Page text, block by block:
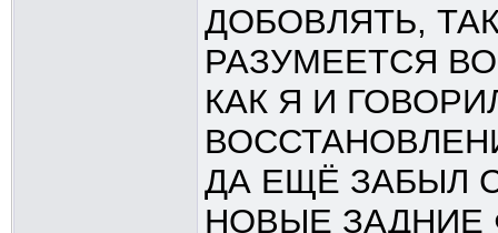
ДОБОВЛЯТЬ,
РАЗУМЕЕТСЯ
КАК Я И
ДА ЕЩЁ ЗАБЫЛ
НОВЫЕ ЗАДНИЕ